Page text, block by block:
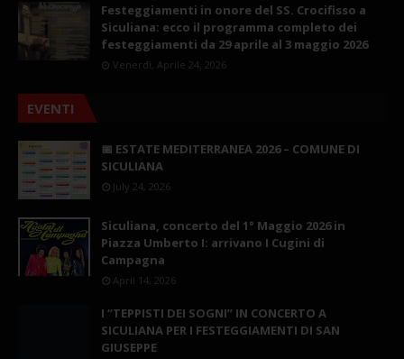
Festeggiamenti in onore del SS. Crocifisso a
Siculiana: ecco il programma completo dei
festeggiamenti da 29 aprile al 3 maggio 2026
Venerdì, Aprile 24, 2026
EVENTI
📅 ESTATE MEDITERRANEA 2026 – COMUNE DI
SICULIANA
July 24, 2026
Siculiana, concerto del 1° Maggio 2026 in
Piazza Umberto I: arrivano I Cugini di
Campagna
April 14, 2026
I “TEPPISTI DEI SOGNI” IN CONCERTO A
SICULIANA PER I FESTEGGIAMENTI DI SAN
GIUSEPPE